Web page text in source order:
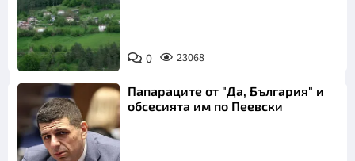
0 23068
Папараците от "Да, България" и
обсесията им по Пеевски